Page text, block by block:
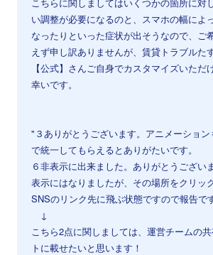
い調整が必要になるのと、スマホの幅によ
なったりといった症状が出そうなので、ご
えず申し訳ありませんが、賃貸トラブルた
【公式】さんご自身でカスタマイズいただ
幸いです。
"３ありがとうございます。アニメーショ
で統一してもらえるとありがたいです。
６非表示に出来ました。ありがとうござい
表示にはなりましたが、その場所をクリッ
SNSのリンク先に飛ぶ状態ですので報告で
↓
こちら2点に関しましては、運営チームの
トに載せたいと思います！